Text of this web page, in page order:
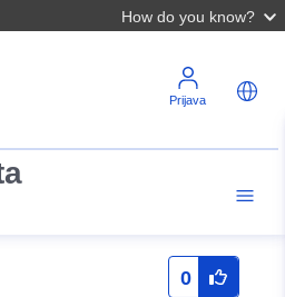
How do you know?
Prijava
0